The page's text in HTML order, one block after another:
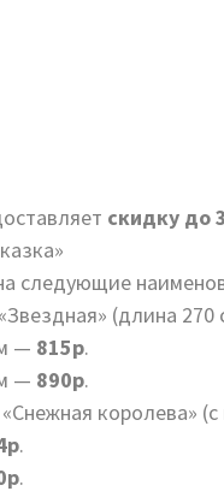
скидку до
следующие
(длина 270
— 815р.
— 890р.
«Снежная королева»
.
.